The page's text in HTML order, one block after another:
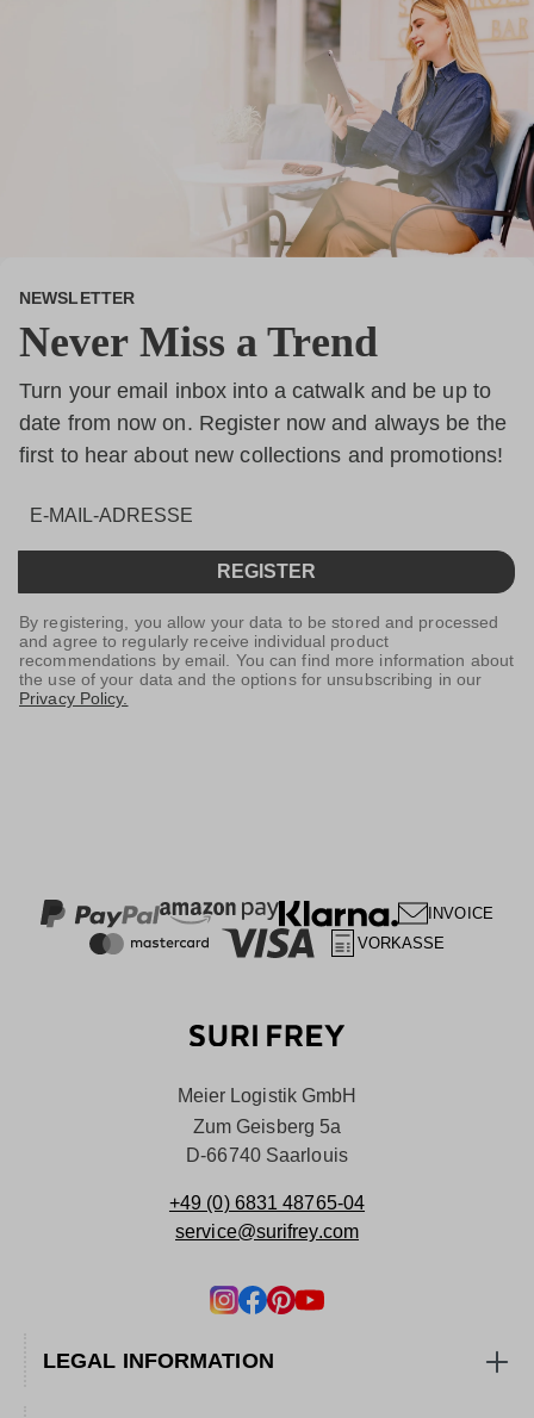
NEWSLETTER
Never Miss a Trend
Turn your email inbox into a catwalk and be up to
date from now on. Register now and always be the
first to hear about new collections and promotions!
REGISTER
By registering, you allow your data to be stored and processed
and agree to regularly receive individual product
recommendations by email. You can find more information about
the use of your data and the options for unsubscribing in our
Privacy Policy.
INVOICE
VORKASSE
Meier Logistik GmbH
Zum Geisberg 5a
D-66740 Saarlouis
+49 (0) 6831 48765-04
service@surifrey.com
LEGAL INFORMATION